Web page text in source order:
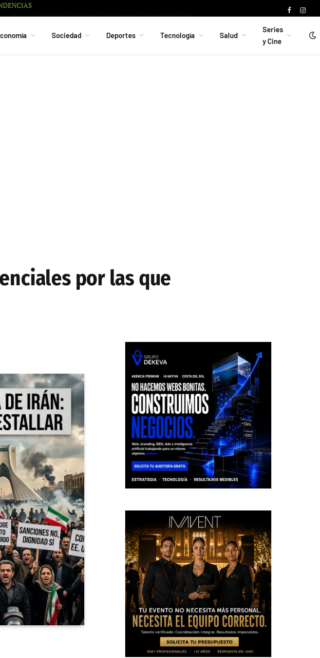
Facebook
Sociedad Deportes Tecnología Salud
Series
y Cine
por las que